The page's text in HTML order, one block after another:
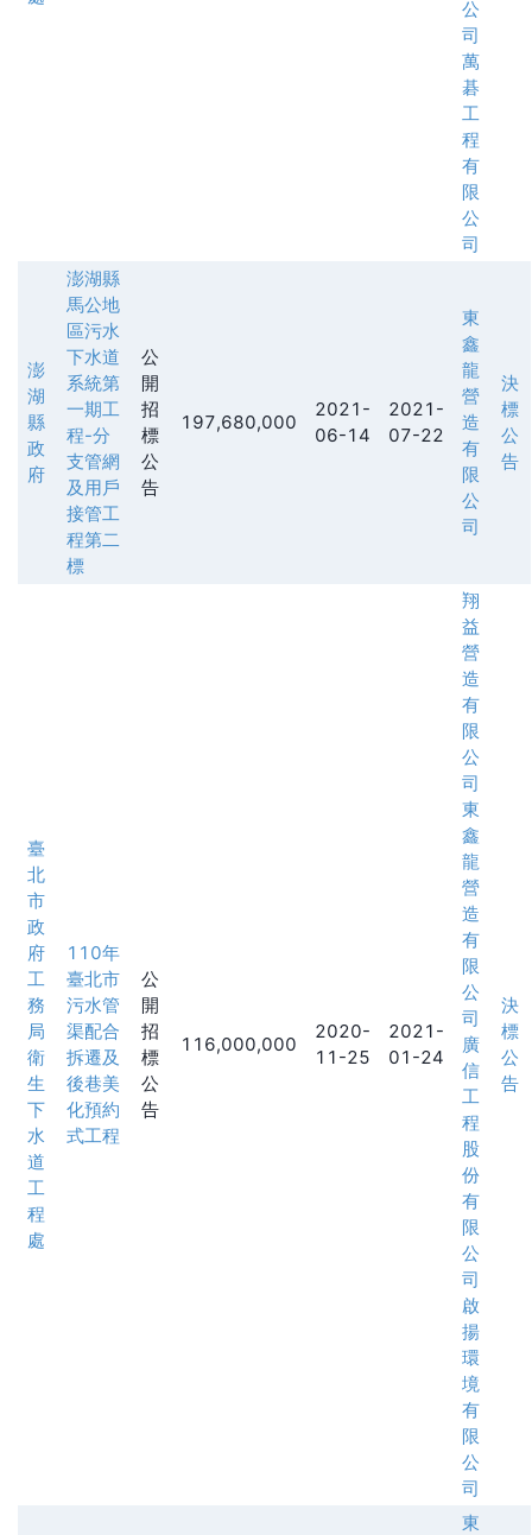
公
司
萬
碁
工
程
有
限
公
司
澎
湖
縣
政
府
澎湖縣
馬公地
區污水
下水道
系統第
一期工
程-分
支管網
及用戶
接管工
程第二
標
公
開
招
標
公
告
197,680,000
2021-
06-14
2021-
07-22
東
鑫
龍
營
造
有
限
公
司
決
標
公
告
臺
北
市
政
府
工
務
局
衛
生
下
水
道
工
程
處
110年
臺北市
污水管
渠配合
拆遷及
後巷美
化預約
式工程
公
開
招
標
公
告
116,000,000
2020-
11-25
2021-
01-24
翔
益
營
造
有
限
公
司
東
鑫
龍
營
造
有
限
公
司
廣
信
工
程
股
份
有
限
公
司
啟
揚
環
境
有
限
公
司
決
標
公
告
東